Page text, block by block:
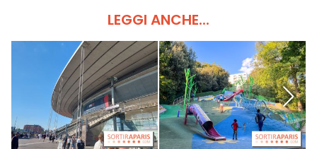
LEGGI ANCHE...